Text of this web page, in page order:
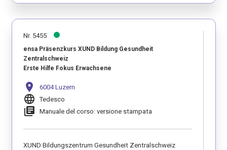
Nr. 5455
ensa Präsenzkurs XUND Bildung Gesundheit
Zentralschweiz
Erste Hilfe Fokus Erwachsene
location_on 6004 Luzern
language Tedesco
library_books Manuale del corso: versione stampata
XUND Bildungszentrum Gesundheit Zentralschweiz